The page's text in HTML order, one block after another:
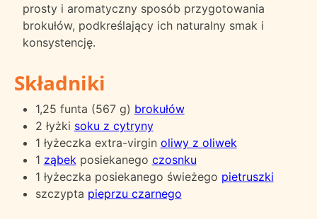
prosty i aromatyczny sposób przygotowania
brokułów, podkreślający ich naturalny smak i
konsystencję.
Składniki
1,25 funta (567 g) brokułów
2 łyżki soku z cytryny
1 łyżeczka extra-virgin oliwy z oliwek
1 ząbek posiekanego czosnku
1 łyżeczka posiekanego świeżego pietruszki
szczypta pieprzu czarnego